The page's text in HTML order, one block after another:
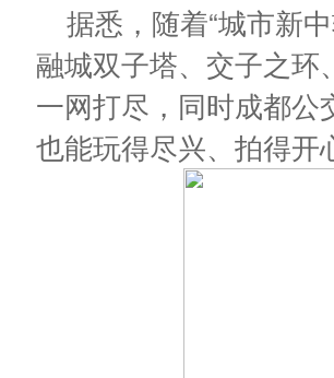
据悉，随着“城市新
融城双子塔、交子之
一网打尽，同时成都
也能玩得尽兴、拍得开